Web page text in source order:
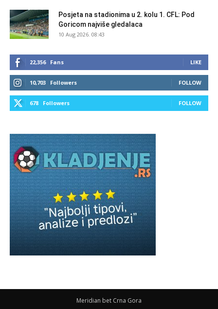
Posjeta na stadionima u 2. kolu 1. CFL: Pod
Goricom najviše gledalaca
10 Aug 2026. 08:43
22,356 Fans LIKE
10,703 Followers FOLLOW
678 Followers FOLLOW
Meridian bet Crna Gora